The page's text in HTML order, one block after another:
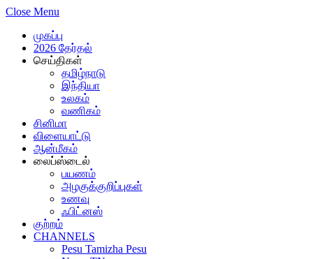
Close Menu
முகப்பு
2026 தேர்தல்
செய்திகள்
தமிழ்நாடு
இந்தியா
உலகம்
வணிகம்
சினிமா
விளையாட்டு
ஆன்மீகம்
லைப்ஸ்டைல்
பயணம்
அழகுக்குறிப்புகள்
உணவு
ஃபிட்னஸ்
குற்றம்
CHANNELS
Pesu Tamizha Pesu